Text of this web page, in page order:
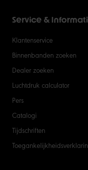
Service &
Klantenservice
Binnenbanden zoeken
Dealer zoeken
Luchtdruk calculator
Pers
Catalogi
Tijdschriften